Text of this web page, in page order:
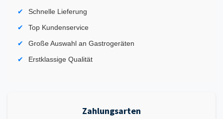
Schnelle Lieferung
Top Kundenservice
Große Auswahl an Gastrogeräten
Erstklassige Qualität
Zahlungsarten